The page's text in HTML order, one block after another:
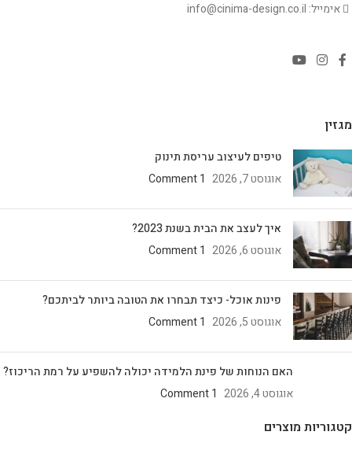
אימייל: info@cinima-design.co.il
מגזין
טיפים לעיצוב עריסת תינוק
אוגוסט 7, 2026
1 Comment
איך לעצב את הבית בשנת 2023?
אוגוסט 6, 2026
1 Comment
פינות אוכל- כיצד תבחרו את הטובה ביותר לביתכם?
אוגוסט 5, 2026
1 Comment
האם הנוחות של פינת הלמידה יכולה להשפיע על רמת הריכוז?
אוגוסט 4, 2026
1 Comment
קטגוריות מוצרים